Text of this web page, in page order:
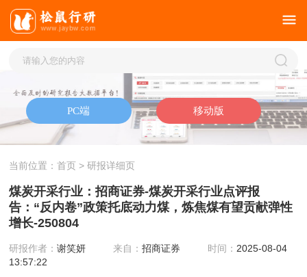
当前位置：首页 > 研报详细页
煤炭开采行业：招商证券-煤炭开采行业点评报
告：“反内卷”政策托底动力煤，炼焦煤有望贡献弹性
增长-250804
研报作者：谢笑妍 来自：招商证券 时间： 2025-08-04
13:57:22